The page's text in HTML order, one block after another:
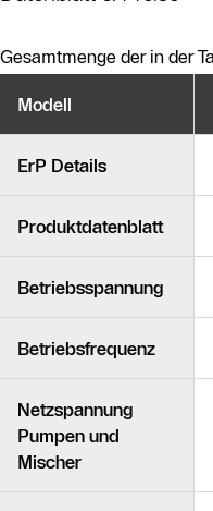
Gesamtmenge der in der
Modell
ErP Details
Produktdatenblatt
Betriebsspannung
Betriebsfrequenz
Netzspannung
Pumpen und
Mischer